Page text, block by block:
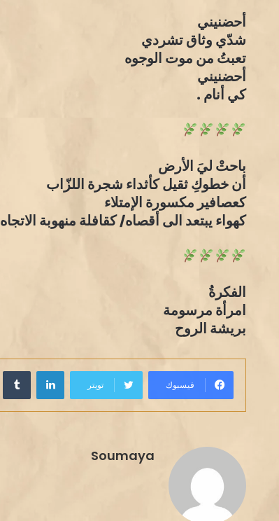
أحضنيني
شدّي وثاق تشردي
تعبتُ من موت الوجوه
أحضنيني
كي أنام .
باحتْ ليَ الأرض
أن خطوكِ ثقيل كأثداء شجرة اللزّاب
كعصافير مكسورة الإمتلاء
كهواء يبتعد الى أقصاه/ كقافلة منهوبة الاتجاه
الفكرةُ
امرأة مرسومة
بريشة الروح
فيسبوك تويتر
لينكدإن
Soumaya